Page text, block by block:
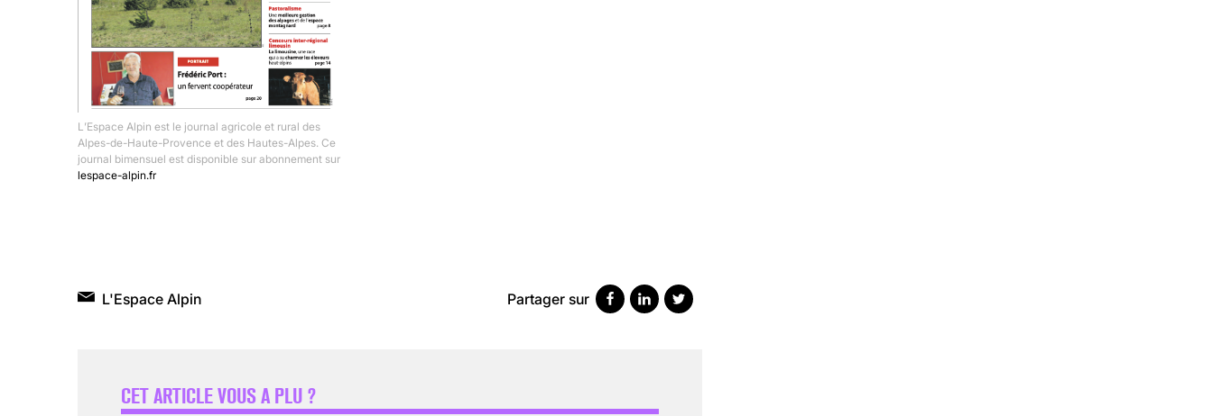
L’Espace Alpin est le journal agricole et rural des
Alpes-de-Haute-Provence et des Hautes-Alpes. Ce
journal bimensuel est disponible sur abonnement sur
lespace-alpin.fr
L'Espace Alpin Partager sur
CET ARTICLE VOUS A PLU ?